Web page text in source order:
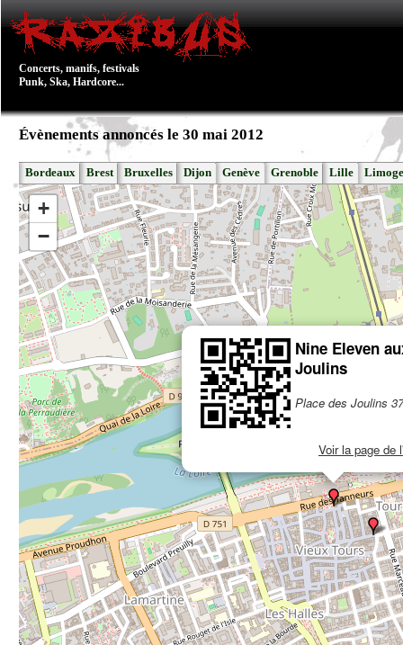
Concerts, manifs, festivals
Punk, Ska, Hardcore...
Évènements annoncés le 30 mai 2012
Bordeaux Brest Bruxelles Dijon Genève Grenoble Lille
Nine Eleven
Joulins
Place des Joulins
Voir la page de
+
−